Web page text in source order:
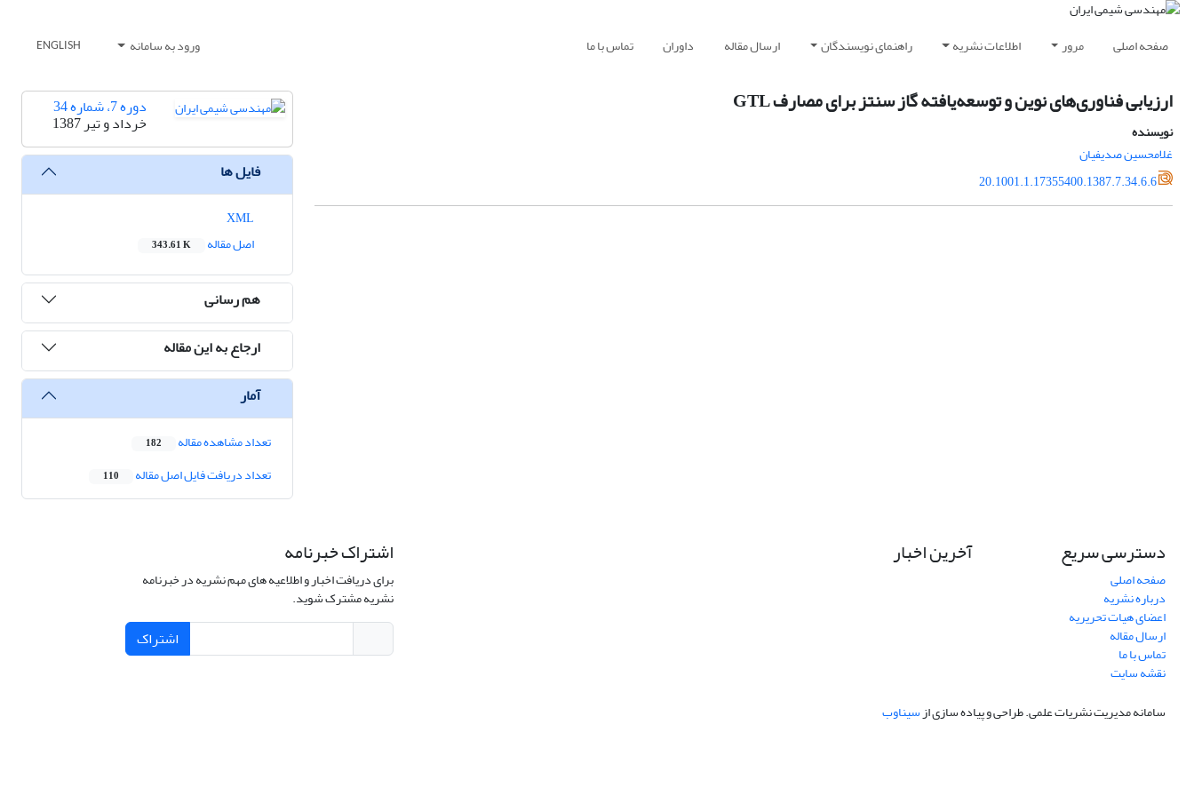
صفحه اصلی مرور اطلاعات نشریه راهنمای نویسندگان ارسال مقاله داوران تماس با ما ورود به سامانه ENGLISH
ارزیابی فناوری‌های نوین و توسعه‌یافته گاز سنتز برای مصارف GTL
نویسنده
غلامحسین صدیفیان
20.1001.1.17355400.1387.7.34.6.6
دوره 7، شماره 34
خرداد و تیر 1387
فایل ها
اصل مقاله
343.61 K
هم رسانی
ارجاع به این مقاله
آمار
تعداد مشاهده مقاله 182
تعداد دریافت فایل اصل مقاله 110
دسترسی سریع
صفحه اصلی
درباره نشریه
اعضای هیات تحریریه
ارسال مقاله
تماس با ما
نقشه سایت
آخرین اخبار اشتراک خبرنامه
برای دریافت اخبار و اطلاعیه های مهم نشریه در خبرنامه
نشریه مشترک شوید.
اشتراک
سامانه مدیریت نشریات علمی.طراحی و پیاده سازی ازسیناوب